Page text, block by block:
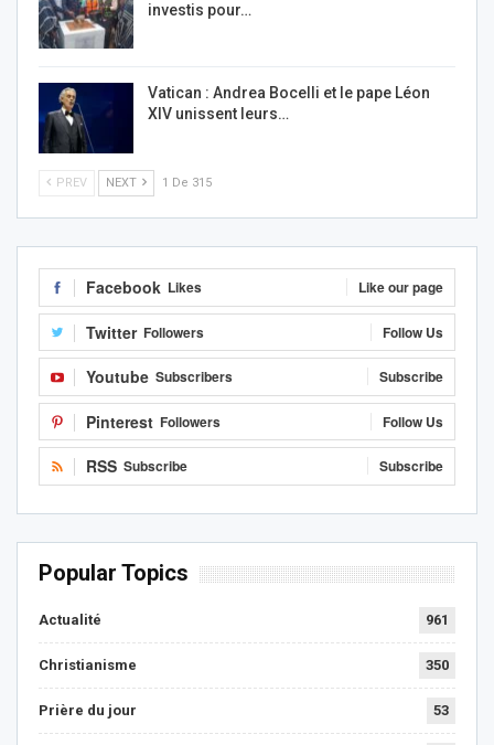
investis pour…
Vatican : Andrea Bocelli et le pape Léon
XIV unissent leurs…
PREV NEXT 1 De 315
Facebook Likes Like our page
Twitter Followers Follow Us
Youtube Subscribers Subscribe
Pinterest Followers Follow Us
RSS Subscribe Subscribe
Popular Topics
Actualité 961
Christianisme 350
Prière du jour 53